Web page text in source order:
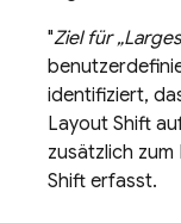
"Ziel für
identifiziert,
Layout Shift
zusätzlich
Shift erfasst.